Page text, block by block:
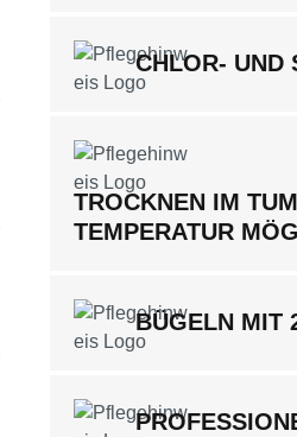
CHLOR- UND
TROCKNEN IM
TEMPERATUR
BÜGELN MIT